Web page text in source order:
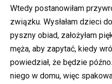
Wtedy postanowiłam
związku. Wysłałam dzieci
pyszny obiad, założyłam
męża, aby zapytać, kiedy
powiedział, że będzie
niego w domu, więc